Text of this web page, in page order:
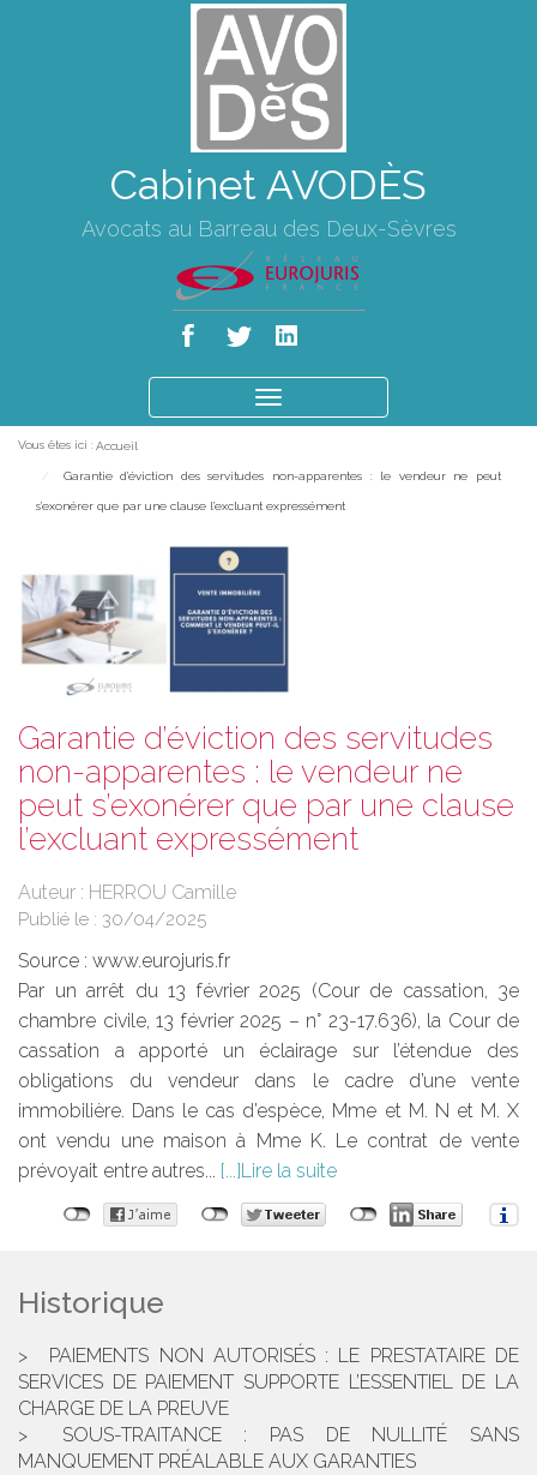
Cabinet AVODÈS
Avocats au Barreau des Deux-Sèvres
le
Vous êtes ici : Accueil
Garantie d’éviction des servitudes non-apparentes : le vendeur ne peut
s’exonérer que par une clause l’excluant expressément
Garantie d’éviction des servitudes
non-apparentes : le vendeur ne
peut s’exonérer que par une clause
l’excluant expressément
Auteur : HERROU Camille
Publié le : 30/04/2025
Source : www.eurojuris.fr
Par un arrêt du 13 février 2025 (Cour de cassation, 3e
chambre civile, 13 février 2025 – n° 23-17.636), la Cour de
cassation a apporté un éclairage sur l’étendue des
obligations du vendeur dans le cadre d’une vente
immobilière. Dans le cas d’espèce, Mme et M. N et M. X
ont vendu une maison à Mme K. Le contrat de vente
prévoyait entre autres...
Lire la suite
Historique
PAIEMENTS NON AUTORISÉS : LE PRESTATAIRE DE
SERVICES DE PAIEMENT SUPPORTE L’ESSENTIEL DE LA
CHARGE DE LA PREUVE
SOUS-TRAITANCE : PAS DE NULLITÉ SANS
MANQUEMENT PRÉALABLE AUX GARANTIES